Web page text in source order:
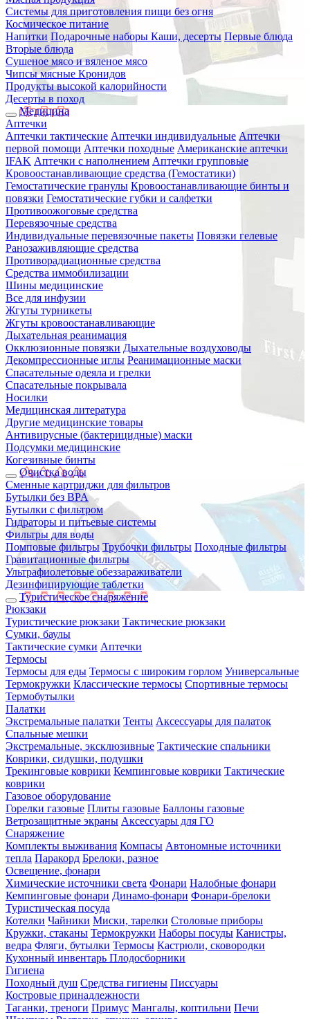
Системы для приготовления пищи без огня
Космическое питание
Напитки Подарочные наборы Каши, десерты Первые блюда
Вторые блюда
Сушеное мясо и вяленое мясо
Чипсы мясные Кронидов
Продукты высокой калорийности
Десерты в поход
Медицина
Аптечки
Аптечки тактические Аптечки индивидуальные Аптечки
первой помощи Аптечки походные Американские аптечки
IFAK Аптечки с наполнением Аптечки групповые
Кровоостанавливающие средства (Гемостатики)
Гемостатические гранулы Кровоостанавливающие бинты и
повязки Гемостатические губки и салфетки
Противоожоговые средства
Перевязочные средства
Индивидуальные перевязочные пакеты Повязки гелевые
Ранозаживляющие средства
Противорадиационные средства
Средства иммобилизации
Шины медицинские
Все для инфузии
Жгуты турникеты
Жгуты кровоостанавливающие
Дыхательная реанимация
Окклюзионные повязки Дыхательные воздуховоды
Декомпрессионные иглы Реанимационные маски
Спасательные одеяла и грелки
Спасательные покрывала
Носилки
Медицинская литература
Другие медицинские товары
Антивирусные (бактерицидные) маски
Подсумки медицинские
Когезивные бинты
Очистка воды
Сменные картриджи для фильтров
Бутылки без BPA
Бутылки с фильтром
Гидраторы и питьевые системы
Фильтры для воды
Помповые фильтры Трубочки фильтры Походные фильтры
Гравитационные фильтры
Ультрафиолетовые обеззараживатели
Дезинфицирующие таблетки
Туристическое снаряжение
Рюкзаки
Туристические рюкзаки Тактические рюкзаки
Сумки, баулы
Тактические сумки Аптечки
Термосы
Термосы для еды Термосы с широким горлом Универсальные
Термокружки Классические термосы Спортивные термосы
Термобутылки
Палатки
Экстремальные палатки Тенты Аксессуары для палаток
Спальные мешки
Экстремальные, эксклюзивные Тактические спальники
Коврики, сидушки, подушки
Трекинговые коврики Кемпинговые коврики Тактические
коврики
Газовое оборудование
Горелки газовые Плиты газовые Баллоны газовые
Ветрозащитные экраны Аксессуары для ГО
Снаряжение
Комплекты выживания Компасы Автономные источники
тепла Паракорд Брелоки, разное
Освещение, фонари
Химические источники света Фонари Налобные фонари
Кемпинговые фонари Динамо-фонари Фонари-брелоки
Туристическая посуда
Котелки Чайники Миски, тарелки Столовые приборы
Кружки, стаканы Термокружки Наборы посуды Канистры,
ведра Фляги, бутылки Термосы Кастрюли, сковородки
Кухонный инвентарь Плодосборники
Гигиена
Походный душ Средства гигиены Писсуары
Костровые принадлежности
Таганки, треноги Примус Мангалы, коптильни Печи